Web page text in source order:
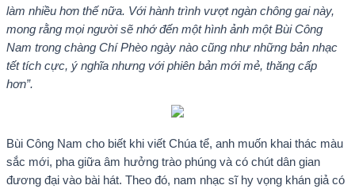
làm nhiều hơn thế nữa. Với hành trình vượt ngàn chông gai này,
mong rằng mọi người sẽ nhớ đến một hình ảnh một Bùi Công
Nam trong chàng Chí Phèo ngày nào cũng như những bản nhạc
tết tích cực, ý nghĩa nhưng với phiên bản mới mẻ, thăng cấp
hơn”.
Bùi Công Nam cho biết khi viết Chúa tể, anh muốn khai thác màu
sắc mới, pha giữa âm hưởng trào phúng và có chút dân gian
đương đại vào bài hát. Theo đó, nam nhạc sĩ hy vọng khán giả có